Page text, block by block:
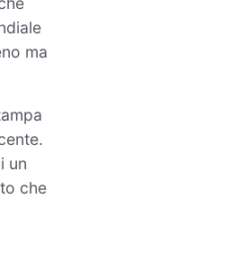
ma
un
che